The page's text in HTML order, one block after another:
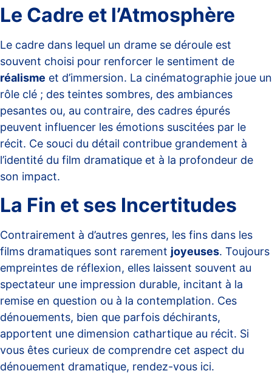
Le Cadre et l’Atmosphère
Le cadre dans lequel un drame se déroule est
souvent choisi pour renforcer le sentiment de
réalisme et d’immersion. La cinématographie joue un
rôle clé ; des teintes sombres, des ambiances
pesantes ou, au contraire, des cadres épurés
peuvent influencer les émotions suscitées par le
récit. Ce souci du détail contribue grandement à
l’identité du film dramatique et à la profondeur de
son impact.
La Fin et ses Incertitudes
Contrairement à d’autres genres, les fins dans les
films dramatiques sont rarement joyeuses. Toujours
empreintes de réflexion, elles laissent souvent au
spectateur une impression durable, incitant à la
remise en question ou à la contemplation. Ces
dénouements, bien que parfois déchirants,
apportent une dimension cathartique au récit. Si
vous êtes curieux de comprendre cet aspect du
dénouement dramatique, rendez-vous ici.